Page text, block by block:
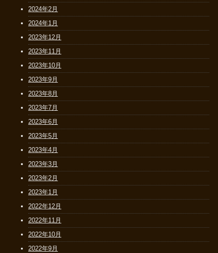
2024年2月
2024年1月
2023年12月
2023年11月
2023年10月
2023年9月
2023年8月
2023年7月
2023年6月
2023年5月
2023年4月
2023年3月
2023年2月
2023年1月
2022年12月
2022年11月
2022年10月
2022年9月